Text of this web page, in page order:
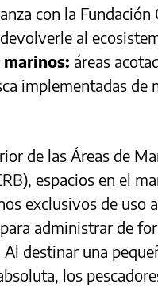
con la Fundación
al
áreas
implementadas de
de las Áreas de
espacios en el
exclusivos de uso a
administrar de
destinar una
los